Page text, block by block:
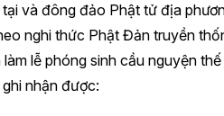
và đông đảo Phật tử địa
nghi thức Phật Đản truyền
lễ phóng sinh cầu nguyện
nhận được: